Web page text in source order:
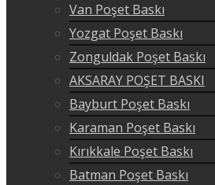
Van Poşet Baskı
Yozgat Poşet Baskı
Zonguldak Poşet Baskı
AKSARAY POŞET BASKI
Bayburt Poşet Baskı
Karaman Poşet Baskı
Kırıkkale Poşet Baskı
Batman Poşet Baskı